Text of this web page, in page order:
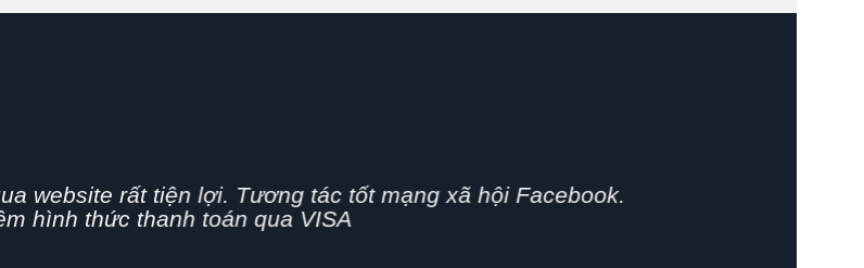
thức bán hàng Online đang dần phát huy.
tính năng chia sẻ mạng xã hội